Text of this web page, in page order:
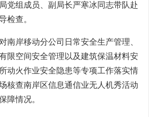
党组成员、副局长严寒冰同志带队赴
检查。
南岸移动分公司日常安全生产管理、
限空间安全管理以及建筑保温材料安
动火作业安全隐患等专项工作落实情
核查南岸区信息通信业无人机秀活动
障情况。